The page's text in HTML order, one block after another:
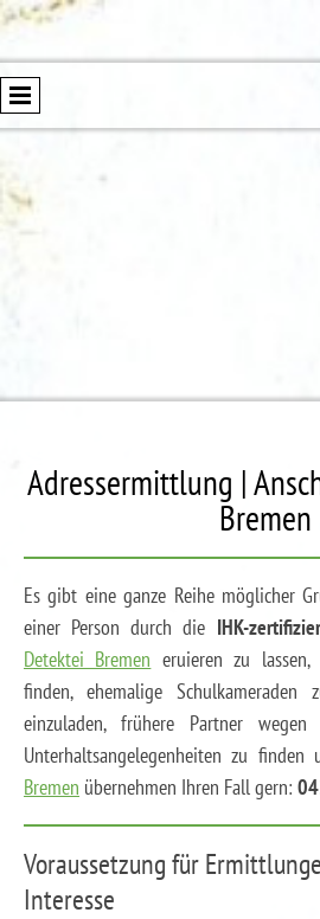
Adressermittlung |
Bremen
Es gibt eine ganze Reihe möglicher
einer Person durch die IHK-
Detektei Bremen eruieren zu
finden, ehemalige Schulkameraden
einzuladen, frühere Partner
Unterhaltsangelegenheiten zu finden
Bremen übernehmen Ihren Fall gern:
Voraussetzung für
Interesse